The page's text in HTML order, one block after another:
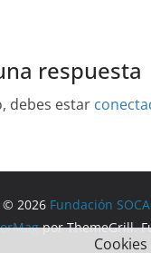
respuesta
debes estar
© 2026 Fundación
por ThemeGrill.